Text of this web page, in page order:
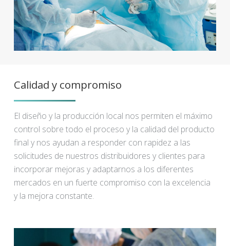
Calidad y compromiso
El diseño y la producción local nos permiten el máximo
control sobre todo el proceso y la calidad del producto
final y nos ayudan a responder con rapidez a las
solicitudes de nuestros distribuidores y clientes para
incorporar mejoras y adaptarnos a los diferentes
mercados en un fuerte compromiso con la excelencia
y la mejora constante.